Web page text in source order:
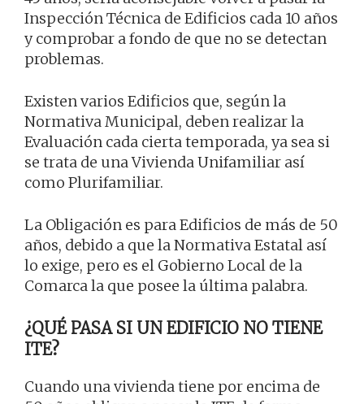
Inspección Técnica de Edificios cada 10 años
y comprobar a fondo de que no se detectan
problemas.
Existen varios Edificios que, según la
Normativa Municipal, deben realizar la
Evaluación cada cierta temporada, ya sea si
se trata de una Vivienda Unifamiliar así
como Plurifamiliar.
La Obligación es para Edificios de más de 50
años, debido a que la Normativa Estatal así
lo exige, pero es el Gobierno Local de la
Comarca la que posee la última palabra.
¿QUÉ PASA SI UN EDIFICIO NO TIENE
ITE?
Cuando una vivienda tiene por encima de